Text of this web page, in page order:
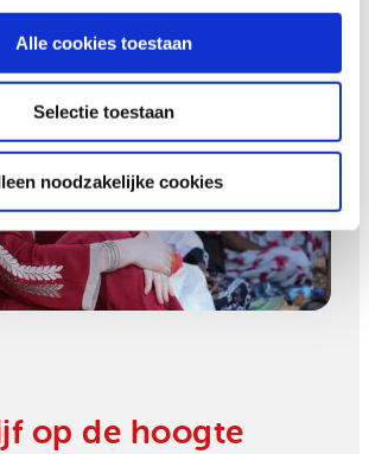
Alle cookies toestaan
Selectie toestaan
noodzakelijke cookies
in Niger durven weer
op de hoogte